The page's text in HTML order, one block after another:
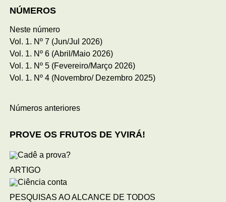
NÚMEROS
Neste número
Vol. 1. Nº 7 (Jun/Jul 2026)
Vol. 1. Nº 6 (Abril/Maio 2026)
Vol. 1. Nº 5 (Fevereiro/Março 2026)
Vol. 1. Nº 4 (Novembro/ Dezembro 2025)
Números anteriores
PROVE OS FRUTOS DE YVIRÁ!
ARTIGO
PESQUISAS AO ALCANCE DE TODOS